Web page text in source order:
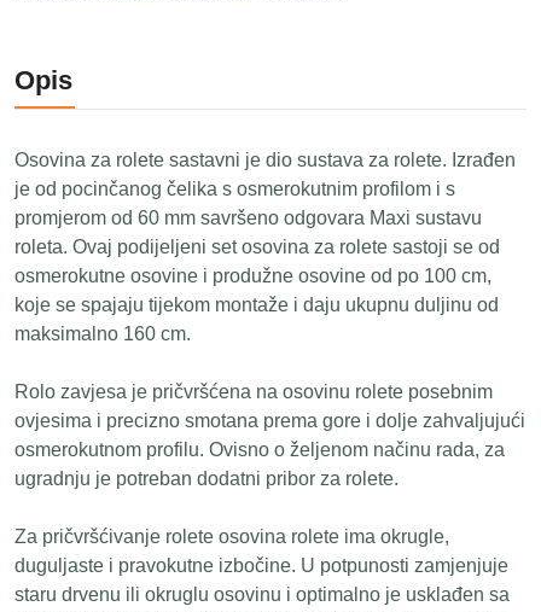
Opis
Osovina za rolete sastavni je dio sustava za rolete. Izrađen
je od pocinčanog čelika s osmerokutnim profilom i s
promjerom od 60 mm savršeno odgovara Maxi sustavu
roleta. Ovaj podijeljeni set osovina za rolete sastoji se od
osmerokutne osovine i produžne osovine od po 100 cm,
koje se spajaju tijekom montaže i daju ukupnu duljinu od
maksimalno 160 cm.
Rolo zavjesa je pričvršćena na osovinu rolete posebnim
ovjesima i precizno smotana prema gore i dolje zahvaljujući
osmerokutnom profilu. Ovisno o željenom načinu rada, za
ugradnju je potreban dodatni pribor za rolete.
Za pričvršćivanje rolete osovina rolete ima okrugle,
duguljaste i pravokutne izbočine. U potpunosti zamjenjuje
staru drvenu ili okruglu osovinu i optimalno je usklađen sa